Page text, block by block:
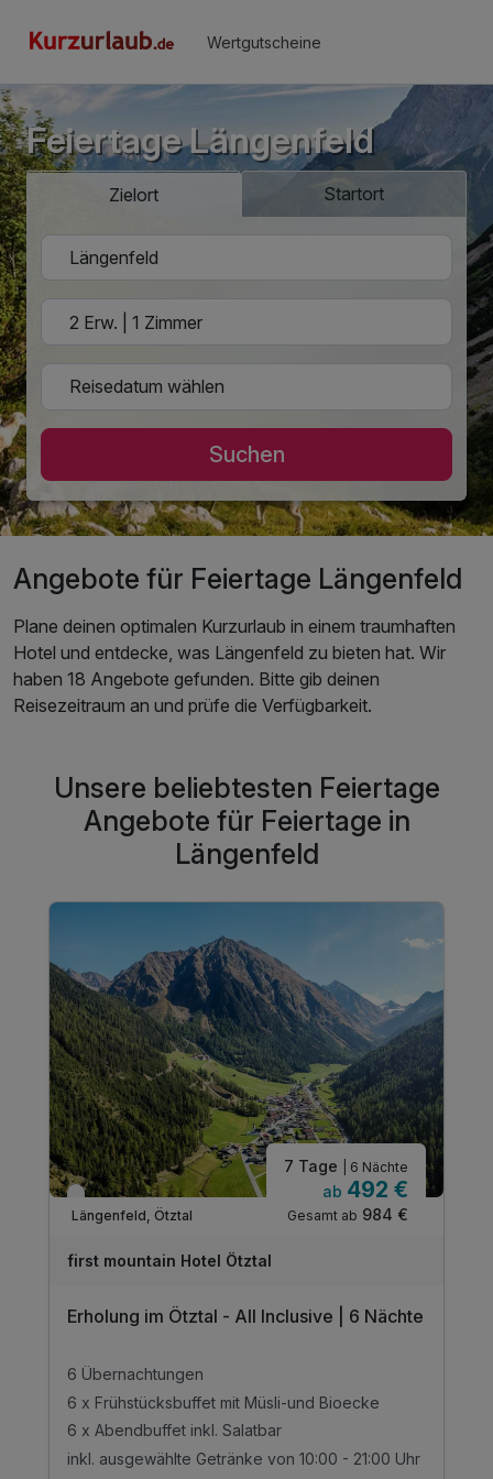
Wertgutscheine
Feiertage Längenfeld
Zielort Startort
Suchen
Angebote für Feiertage Längenfeld
Plane deinen optimalen Kurzurlaub in einem traumhaften
Hotel und entdecke, was Längenfeld zu bieten hat. Wir
haben 18 Angebote gefunden. Bitte gib deinen
Reisezeitraum an und prüfe die Verfügbarkeit.
Unsere beliebtesten Feiertage
Angebote für Feiertage in
Längenfeld
Nur noch bis September
Längenfeld, Ötztal
7 Tage | 6 Nächte
ab 492 €
Gesamt ab 984 €
first mountain Hotel Ötztal
Erholung im Ötztal - All Inclusive | 6 Nächte
6 Übernachtungen
6 x Frühstücksbuffet mit Müsli-und Bioecke
6 x Abendbuffet inkl. Salatbar
inkl. ausgewählte Getränke von 10:00 - 21:00 Uhr